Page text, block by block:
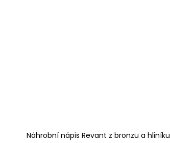
Náhrobní nápis Revant z bronzu a hliníku